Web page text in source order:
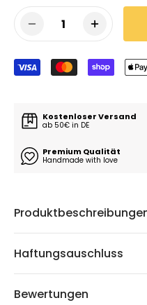
1
Kostenloser Versand
ab 50€ in DE
Premium Qualität
Handmade with love
Haftungsauschluss
Bewertungen